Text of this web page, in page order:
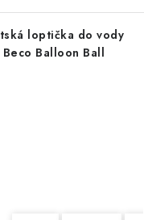
loptička do vody
Beco Balloon Ball